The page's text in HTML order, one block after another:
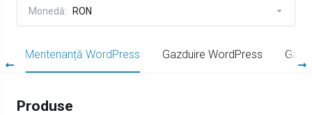
Monedă: RON
Mentenanță WordPress Gazduire WordPress
Produse